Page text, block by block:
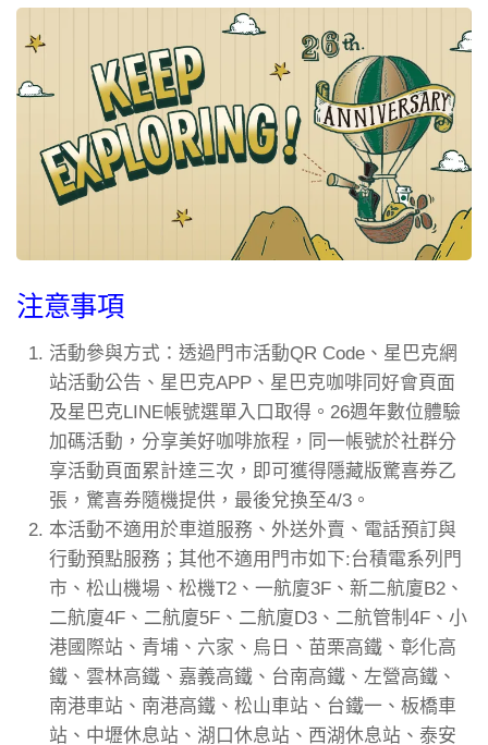
注意事項
活動參與方式：透過門市活動QR Code、星巴克網
站活動公告、星巴克APP、星巴克咖啡同好會頁面
及星巴克LINE帳號選單入口取得。26週年數位體驗
加碼活動，分享美好咖啡旅程，同一帳號於社群分
享活動頁面累計達三次，即可獲得隱藏版驚喜券乙
張，驚喜券隨機提供，最後兌換至4/3。
本活動不適用於車道服務、外送外賣、電話預訂與
行動預點服務；其他不適用門市如下:台積電系列門
市、松山機場、松機T2、一航廈3F、新二航廈B2、
二航廈4F、二航廈5F、二航廈D3、二航管制4F、小
港國際站、青埔、六家、烏日、苗栗高鐵、彰化高
鐵、雲林高鐵、嘉義高鐵、台南高鐵、左營高鐵、
南港車站、南港高鐵、松山車站、台鐵一、板橋車
站、中壢休息站、湖口休息站、西湖休息站、泰安